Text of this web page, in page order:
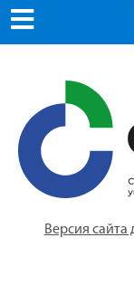
Версия сайта